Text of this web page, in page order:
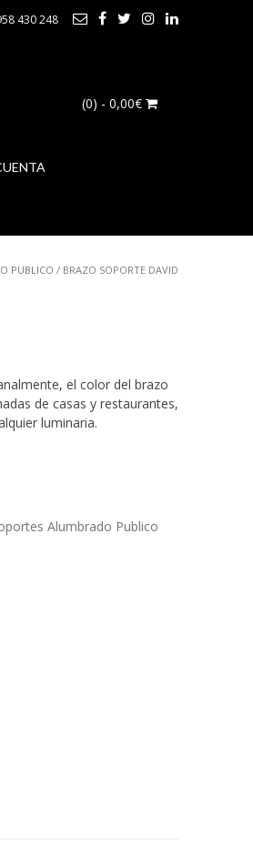
430 248
(0) - 0,00€
PUBLICO / BRAZO SOPORTE DAVID
el color del brazo
de casas y restaurantes,
luminaria.
Alumbrado Publico